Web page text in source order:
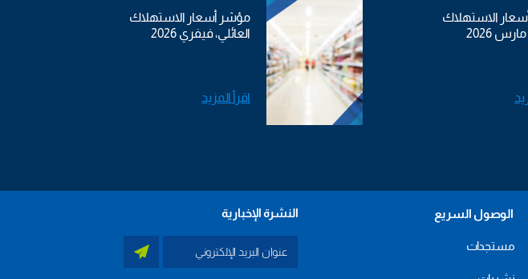
الاستهلاك
2026
مؤشر أسعار الاستهلاك
العائلي، فيفري 2026
اقرأ المزيد
الوصول السريع
مستجدات
النشرة الإخبارية